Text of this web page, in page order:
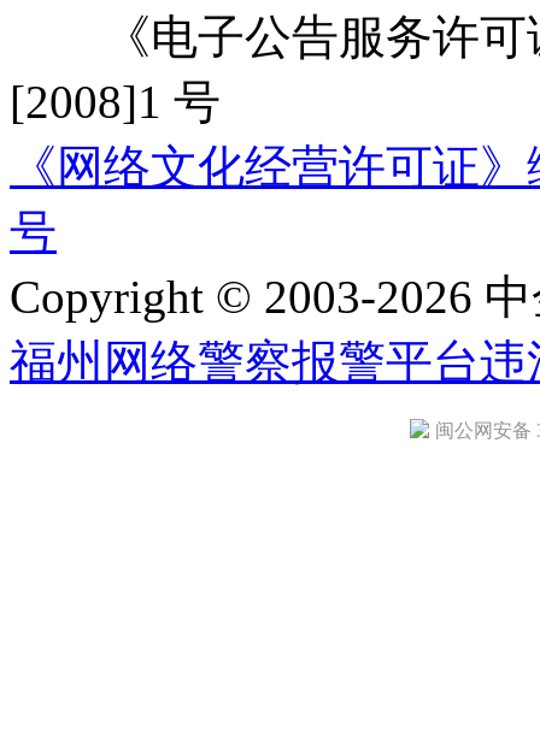
《电子公告服务许可
[2008]1 号
《网络文化经营许可证
号
Copyright © 2003-2026
福州网络警察报警平台违
闽公网安备